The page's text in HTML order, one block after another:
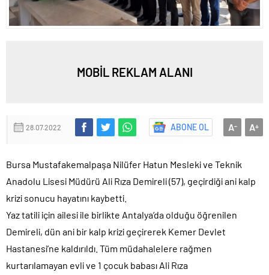
MOBİL REKLAM ALANI
A+
A-
28.07.2022 ABONE OL
Bursa Mustafakemalpaşa Nilüfer Hatun Mesleki ve Teknik
Anadolu Lisesi Müdürü Ali Rıza Demireli (57), geçirdiği ani kalp
krizi sonucu hayatını kaybetti.
Yaz tatili için ailesi ile birlikte Antalya’da olduğu öğrenilen
Demireli, dün ani bir kalp krizi geçirerek Kemer Devlet
Hastanesi’ne kaldırıldı. Tüm müdahalelere rağmen
kurtarılamayan evli ve 1 çocuk babası Ali Rıza